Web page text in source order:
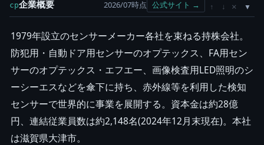
cp企業概要 2026/07時点 公式サイト → ↑ ↓ ×
1979年設立のセンサーメーカー各社を束ねる持株会社。
防犯用・自動ドア用センサーのオプテックス、FA用セン
サーのオプテックス・エフエー、画像検査用LED照明のシ
ーシーエスなどを傘下に持ち、赤外線等を利用した検知
センサーで世界的に事業を展開する。資本金は約28億
円、連結従業員数は約2,148名(2024年12月末現在)。本社
は滋賀県大津市。